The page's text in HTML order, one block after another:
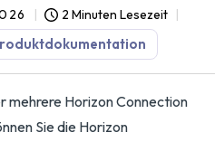
2 Minuten Lesezeit
mehrere Horizon Connection
Sie die Horizon